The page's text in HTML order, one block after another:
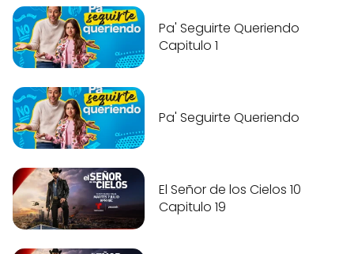
Pa' Seguirte Queriendo
Capitulo 1
Pa' Seguirte Queriendo
El Señor de los Cielos 10
Capitulo 19